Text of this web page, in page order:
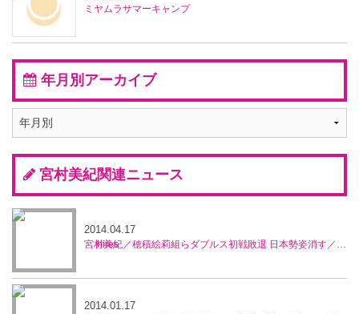
ミヤムラサマーキャンプ
年月別アーカイブ
宮村美紀関連ニュース
宮村美紀／穂積絵莉組らダブルス初戦敗退 日本勢姿消す／マレーシア・オープン
2014.04.17
2014.01.17